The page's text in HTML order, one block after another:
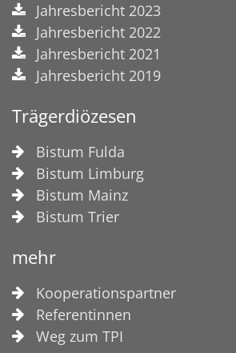
Jahresbericht 2023
Jahresbericht 2022
Jahresbericht 2021
Jahresbericht 2019
Trägerdiözesen
Bistum Fulda
Bistum Limburg
Bistum Mainz
Bistum Trier
mehr
Kooperationspartner
Referentinnen
Weg zum TPI